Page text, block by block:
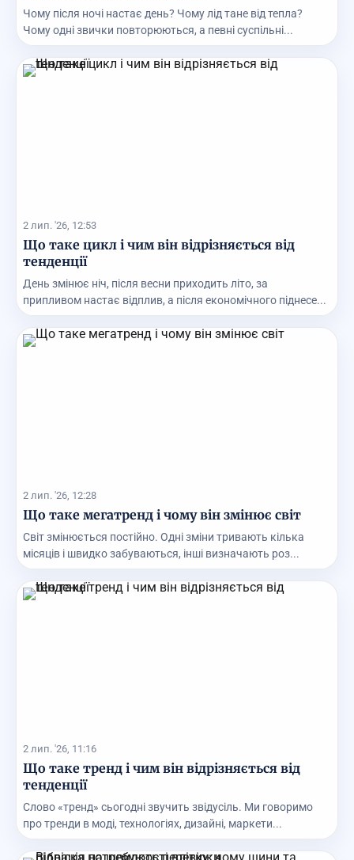
Чому після ночі настає день? Чому лід тане від тепла?
Чому одні звички повторюються, а певні суспільні...
2 лип. '26, 12:53
Що таке цикл і чим він відрізняється від
тенденції
День змінює ніч, після весни приходить літо, за
припливом настає відплив, а після економічного піднесе...
2 лип. '26, 12:28
Що таке мегатренд і чому він змінює світ
Світ змінюється постійно. Одні зміни тривають кілька
місяців і швидко забуваються, інші визначають роз...
2 лип. '26, 11:16
Що таке тренд і чим він відрізняється від
тенденції
Слово «тренд» сьогодні звучить звідусіль. Ми говоримо
про тренди в моді, технологіях, дизайні, маркети...